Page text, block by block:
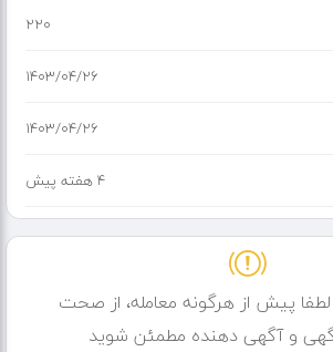
220
۱۴۰۳/۰۴/۲۶
۱۴۰۳/۰۴/۲۶
4 هفته پیش
لطفا پیش از هرگونه معامله، از صحت
و آگهی دهنده مطمئن شوید